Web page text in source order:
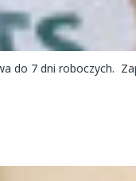
do 7 dni roboczych.